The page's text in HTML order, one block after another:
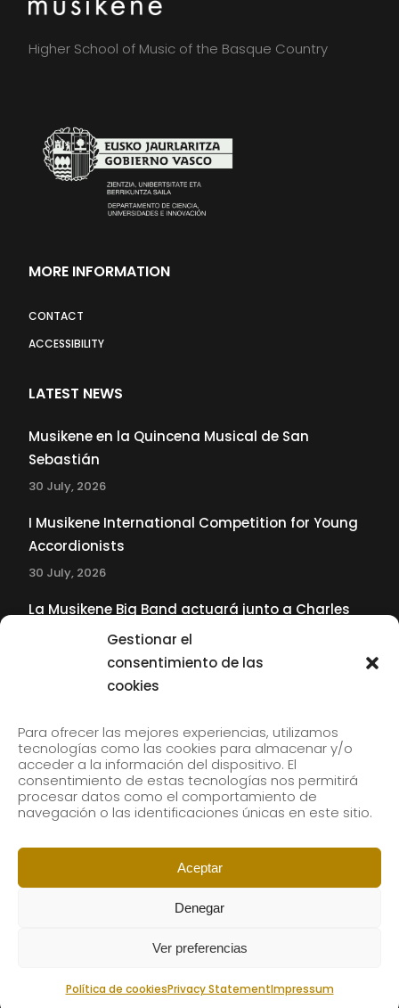
Gestionar el
consentimiento de las
cookies
Para ofrecer las mejores experiencias, utilizamos
tecnologías como las cookies para almacenar y/o
acceder a la información del dispositivo. El
consentimiento de estas tecnologías nos permitirá
procesar datos como el comportamiento de
navegación o las identificaciones únicas en este sitio.
Aceptar
Denegar
Ver preferencias
Política de cookiesPrivacy StatementImpressum
Higher School of Music of the Basque Country
MORE INFORMATION
CONTACT
ACCESSIBILITY
LATEST NEWS
Musikene en la Quincena Musical de San
Sebastián
30 July, 2026
I Musikene International Competition for Young
Accordionists
30 July, 2026
La Musikene Big Band actuará junto a Charles
Tolliver en el 61 Jazzaldia
Subscribe to our newsletter to receive our news by
email.